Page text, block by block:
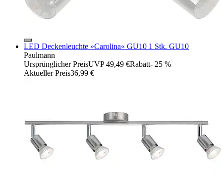
LED Deckenleuchte »Carolina« GU10 1 Stk. GU10
Paulmann
Ursprünglicher PreisUVP 49,49 €Rabatt- 25 %
Aktueller Preis36,99 €